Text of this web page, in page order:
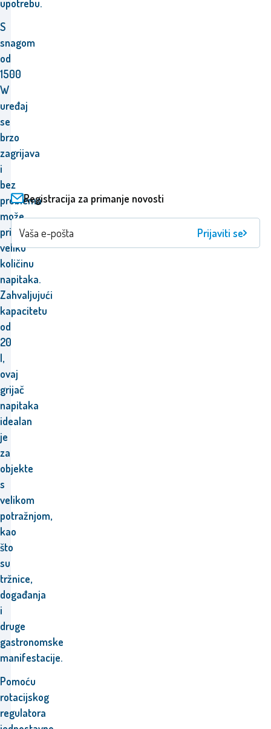
upotrebu.
S
snagom
od
1500
W
uređaj
se
brzo
zagrijava
i
bez
problema
može
pripremiti
veliku
količinu
napitaka.
Zahvaljujući
kapacitetu
od
20
l,
ovaj
grijač
napitaka
idealan
je
za
objekte
s
velikom
potražnjom,
kao
što
su
tržnice,
događanja
i
druge
gastronomske
manifestacije.
Pomoću
rotacijskog
regulatora
Registracija za primanje novosti
Prijaviti se